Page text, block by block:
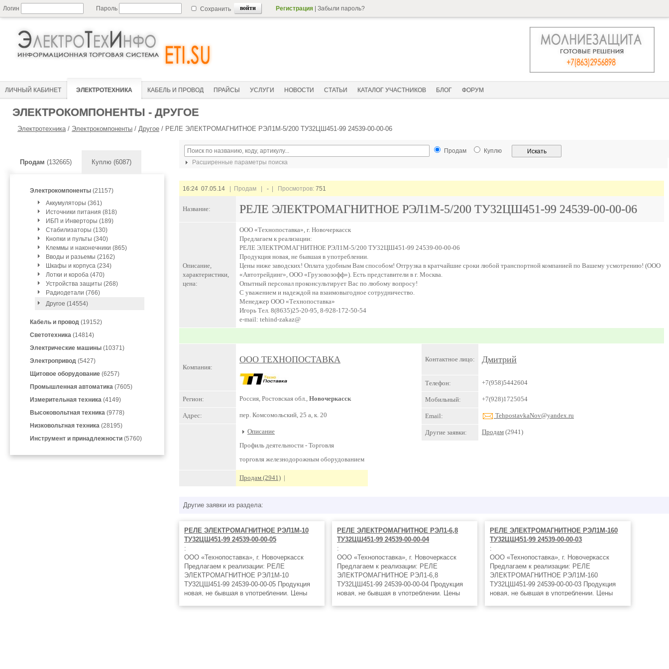
Логин Пароль Сохранить Регистрация Забыли пароль?
ЛИЧНЫЙ КАБИНЕТ ЭЛЕКТРОТЕХНИКА КАБЕЛЬ И ПРОВОД ПРАЙСЫ УСЛУГИ НОВОСТИ СТАТЬИ КАТАЛОГ УЧАСТНИКОВ БЛОГ ФОРУМ
ЭЛЕКТРОКОМПОНЕНТЫ - ДРУГОЕ
Электротехника/ Электрокомпоненты / Другое / РЕЛЕ ЭЛЕКТРОМАГНИТНОЕ РЭЛ1М-5/200 ТУ32ЦШ451-99 24539-00-00-06
Продам (132665) Куплю (6087)
Электрокомпоненты (21157)
Аккумуляторы (361)
Источники питания (818)
ИБП и Инверторы (189)
Стабилизаторы (130)
Кнопки и пульты (340)
Клеммы и наконечники (865)
Вводы и разьемы (2162)
Шкафы и корпуса (234)
Лотки и короба (470)
Устройства защиты (268)
Радиодетали (766)
Другое (14554)
Кабель и провод (19152)
Светотехника (14814)
Электрические машины (10371)
Электропривод (5427)
Щитовое оборудование (6257)
Промышленная автоматика (7605)
Измерительная техника (4149)
Высоковольтная техника (9778)
Низковольтная техника (28195)
Инструмент и принадлежности (5760)
Продам
Куплю
Расширенные параметры поиска
16:24 07.05.14 | Продам | - | Просмотров: 751
Название: РЕЛЕ ЭЛЕКТРОМАГНИТНОЕ РЭЛ1М-5/200 ТУ32ЦШ451-99 24539-00-00-06
Описание,
характеристики,
цена:
ООО «Технопоставка», г. Новочеркасск
Предлагаем к реализации:
РЕЛЕ ЭЛЕКТРОМАГНИТНОЕ РЭЛ1М-5/200 ТУ32ЦШ451-99 24539-00-00-06
Продукция новая, не бывшая в употреблении.
Цены ниже заводских! Оплата удобным Вам способом! Отгрузка в кратчайшие сроки любой транспортной компанией по Вашему усмотрению! (ООО
«Автотрейдинг», ООО «Грузовозофф»). Есть представители в г. Москва.
Опытный персонал проконсультирует Вас по любому вопросу!
С уважением и надеждой на взаимовыгодное сотрудничество.
Менеджер ООО «Технопоставка»
Игорь Тел. 8(8635)25-20-95, 8-928-172-50-54
e-mail: tehind-zakaz@
Компания:
ООО ТЕХНОПОСТАВКА
Регион: Россия, Ростовская обл., Новочеркасск
Адрес: пер. Комсомольский, 25 а, к. 20
Описание
Профиль деятельности - Торговля
торговля железнодорожным оборудованием
Продам (2941) |
Контактное лицо: Дмитрий
Телефон: +7(958)5442604
Мобильный: +7(928)1725054
Email: TehpostavkaNov@yandex.ru
Другие заявки: Продам (2941)
Другие заявки из раздела:
РЕЛЕ ЭЛЕКТРОМАГНИТНОЕ РЭЛ1М-10
ТУ32ЦШ451-99 24539-00-00-05
:
ООО «Технопоставка», г. Новочеркасск
Предлагаем к реализации: РЕЛЕ
ЭЛЕКТРОМАГНИТНОЕ РЭЛ1М-10
ТУ32ЦШ451-99 24539-00-00-05 Продукция
новая, не бывшая в употреблении. Цены
РЕЛЕ ЭЛЕКТРОМАГНИТНОЕ РЭЛ1-6,8
ТУ32ЦШ451-99 24539-00-00-04
:
ООО «Технопоставка», г. Новочеркасск
Предлагаем к реализации: РЕЛЕ
ЭЛЕКТРОМАГНИТНОЕ РЭЛ1-6,8
ТУ32ЦШ451-99 24539-00-00-04 Продукция
новая, не бывшая в употреблении. Цены
РЕЛЕ ЭЛЕКТРОМАГНИТНОЕ РЭЛ1М-160
ТУ32ЦШ451-99 24539-00-00-03
:
ООО «Технопоставка», г. Новочеркасск
Предлагаем к реализации: РЕЛЕ
ЭЛЕКТРОМАГНИТНОЕ РЭЛ1М-160
ТУ32ЦШ451-99 24539-00-00-03 Продукция
новая, не бывшая в употреблении. Цены